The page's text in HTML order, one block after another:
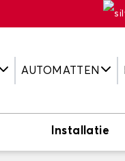
AUTOMATTEN
Installatie